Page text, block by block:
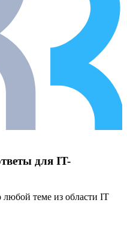
для IT-
теме из области IT